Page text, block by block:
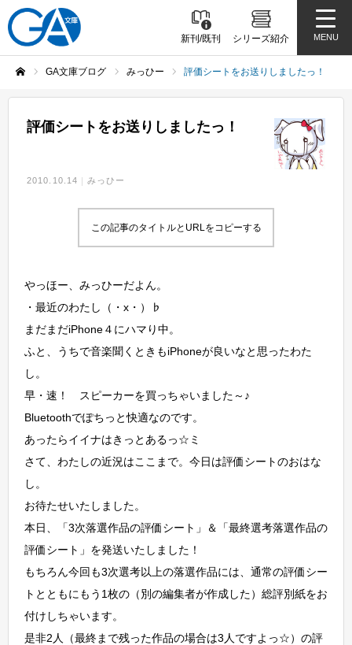
新刊/既刊 シリーズ紹介 MENU
GA文庫ブログ みっひー 評価シートをお送りしましたっ！
評価シートをお送りしましたっ！
2010.10.14 みっひー
この記事のタイトルとURLをコピーする
やっほー、みっひーだよん。
・最近のわたし（・x・）♭
まだまだiPhone４にハマり中。
ふと、うちで音楽聞くときもiPhoneが良いなと思ったわた
し。
早・速！ スピーカーを買っちゃいました～♪
Bluetoothでぽちっと快適なのです。
あったらイイナはきっとあるっ☆ミ
さて、わたしの近況はここまで。今日は評価シートのおはな
し。
お待たせいたしました。
本日、「3次落選作品の評価シート」＆「最終選考落選作品の
評価シート」を発送いたしました！
もちろん今回も3次選考以上の落選作品には、通常の評価シー
トとともにもう1枚の（別の編集者が作成した）総評別紙をお
付けしちゃいます。
是非2人（最終まで残った作品の場合は3人ですよっ☆）の評